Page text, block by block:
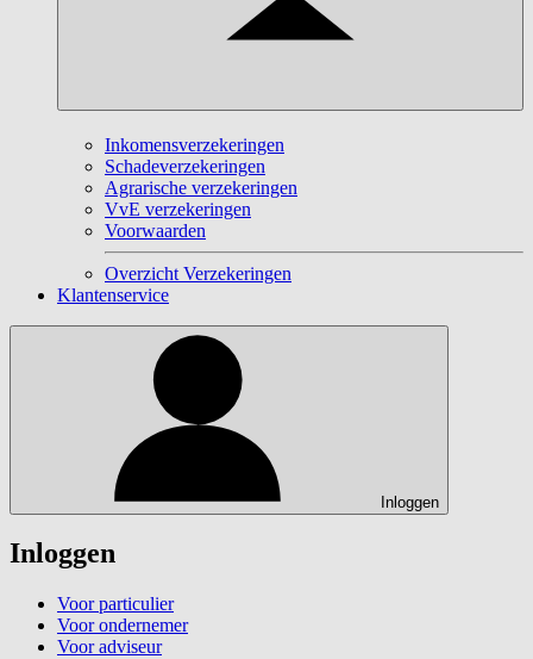
Inkomensverzekeringen
Schadeverzekeringen
Agrarische verzekeringen
VvE verzekeringen
Voorwaarden
Overzicht Verzekeringen
Klantenservice
Inloggen
Inloggen
Voor particulier
Voor ondernemer
Voor adviseur